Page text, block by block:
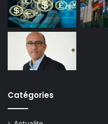
Catégories